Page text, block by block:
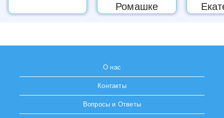
Ромашке
О нас
Контакты
Вопросы и Ответы